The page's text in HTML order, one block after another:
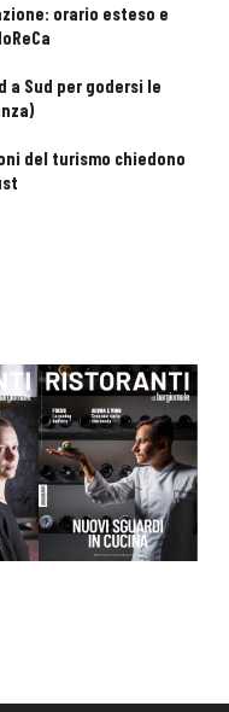
orario esteso e
a Sud per godersi le
del turismo chiedono